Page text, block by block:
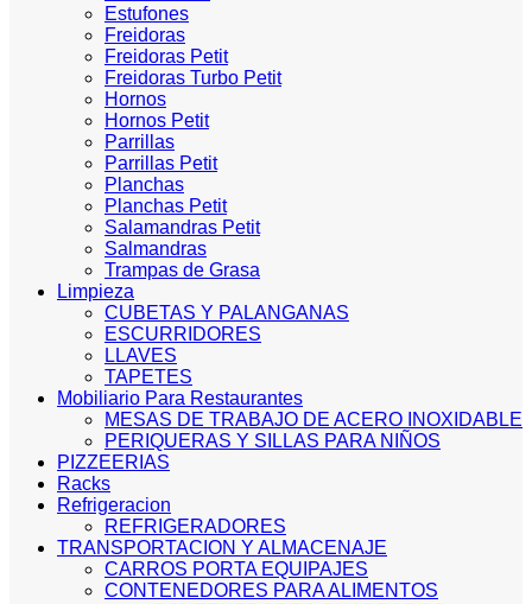
Estufones
Freidoras
Freidoras Petit
Freidoras Turbo Petit
Hornos
Hornos Petit
Parrillas
Parrillas Petit
Planchas
Planchas Petit
Salamandras Petit
Salmandras
Trampas de Grasa
Limpieza
CUBETAS Y PALANGANAS
ESCURRIDORES
LLAVES
TAPETES
Mobiliario Para Restaurantes
MESAS DE TRABAJO DE ACERO INOXIDABLE
PERIQUERAS Y SILLAS PARA NIÑOS
PIZZEERIAS
Racks
Refrigeracion
REFRIGERADORES
TRANSPORTACION Y ALMACENAJE
CARROS PORTA EQUIPAJES
CONTENEDORES PARA ALIMENTOS